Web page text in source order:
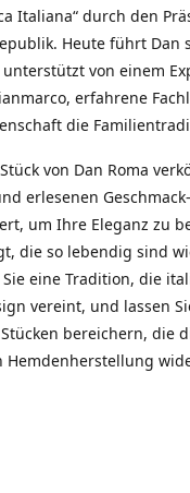
Italiana“ durch den
Heute führt Dan
von einem
erfahrene
die
von Dan Roma
erlesenen
um Ihre Eleganz zu
die so lebendig sind
eine Tradition, die
vereint, und lassen
bereichern, die
Hemdenherstellung